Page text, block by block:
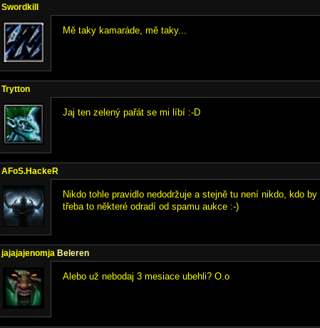
Swordkill
Mě taky kamaráde, mě taky...
Trytton
Jaj ten zelený pařát se mi líbí :-D
AFoS.HackeR
Nikdo tohle pravidlo nedodržuje a stejně tu není nikdo, kdo
třeba to některé odradí od spamu aukce :-)
jajajajenomja Beleren
Alebo už nebodaj 3 mesiace ubehli? O.o